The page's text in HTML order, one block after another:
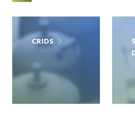
CRIDS